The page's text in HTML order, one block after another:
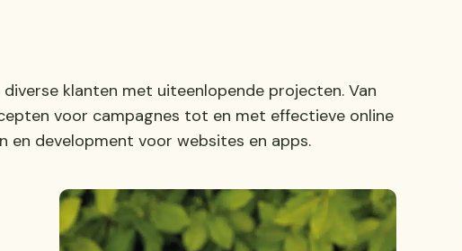
klanten met uiteenlopende projecten. Van
voor campagnes tot en met effectieve online
development voor websites en apps.